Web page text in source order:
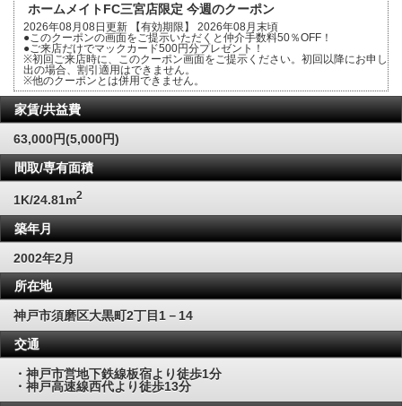
ホームメイトFC三宮店限定 今週のクーポン
2026年08月08日更新 【有効期限】 2026年08月末頃
●このクーポンの画面をご提示いただくと仲介手数料50％OFF！
●ご来店だけでマックカード500円分プレゼント！
※初回ご来店時に、このクーポン画面をご提示ください。初回以降にお申し
出の場合、割引適用はできません。
※他のクーポンとは併用できません。
家賃/共益費
63,000円(5,000円)
間取/専有面積
1K/24.81m2
築年月
2002年2月
所在地
神戸市須磨区大黒町2丁目1－14
交通
・神戸市営地下鉄線板宿より徒歩1分
・神戸高速線西代より徒歩13分